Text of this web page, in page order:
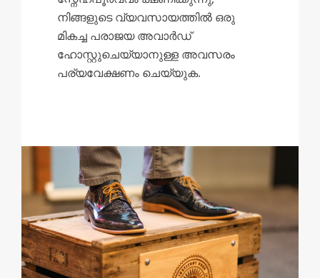
നിങ്ങളുടെ വ്യവസായത്തിൽ ഒരു
മികച്ച പരാജയ അവാർഡ്
ഹോസ്റ്റുചെയ്യാനുള്ള അവസരം
പര്യവേക്ഷണം ചെയ്യുക.